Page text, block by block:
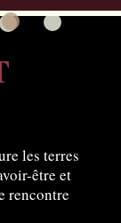
les terres
être et
rencontre